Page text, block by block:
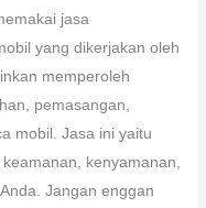
jasa
yang dikerjakan oleh
memperoleh
pemasangan,
mobil. Jasa ini yaitu
kenyamanan,
Jangan enggan